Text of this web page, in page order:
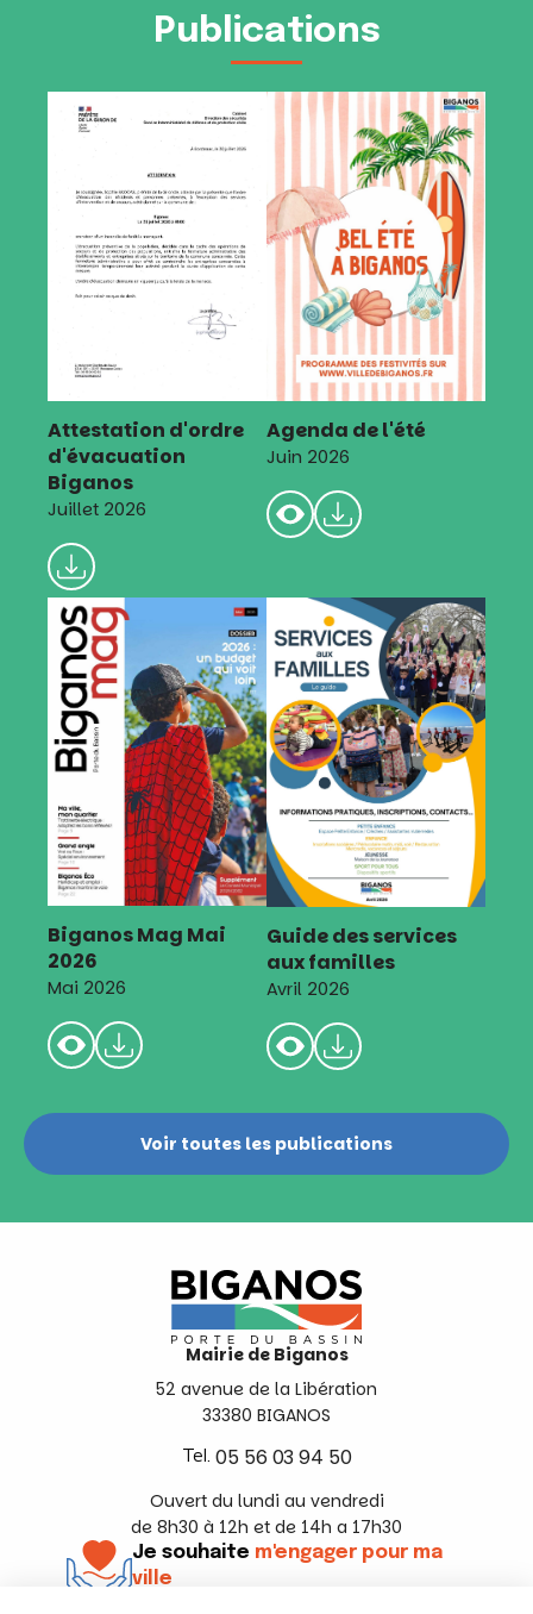
Publications
Attestation d'ordre
d'évacuation
Biganos
Juillet 2026
Agenda de l'été
Juin 2026
Biganos Mag Mai
2026
Mai 2026
Guide des services
aux familles
Avril 2026
Voir toutes les publications
Mairie de Biganos
52 avenue de la Libération
33380 BIGANOS
Tel. 05 56 03 94 50
Ouvert du lundi au vendredi
de 8h30 à 12h et de 14h a 17h30
Je souhaite m'engager pour ma
ville